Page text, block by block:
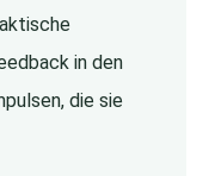
in den
die sie